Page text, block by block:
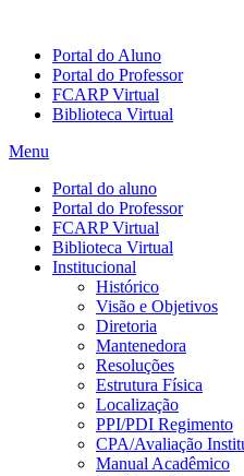
Portal do Aluno
Portal do Professor
FCARP Virtual
Biblioteca Virtual
Menu
Portal do aluno
Portal do Professor
FCARP Virtual
Biblioteca Virtual
Institucional
Histórico
Visão e Objetivos
Diretoria
Mantenedora
Resoluções
Estrutura Física
Localização
PPI/PDI Regimento
CPA/Avaliação
Manual Acadêmico